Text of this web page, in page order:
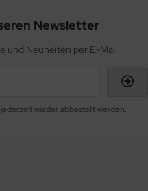
Newsletter
und Neuheiten per E-Mail
wieder abbestellt werden.